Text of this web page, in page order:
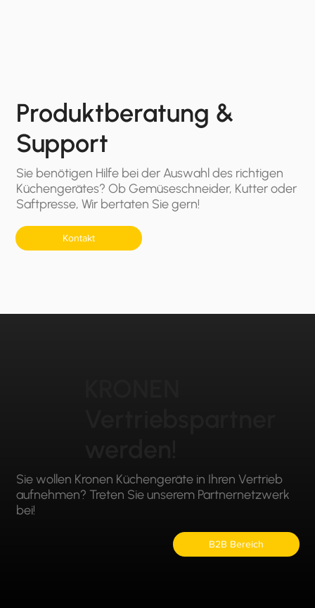
Produktberatung &
Support
Sie benötigen Hilfe bei der Auswahl des richtigen
Küchengerätes? Ob Gemüseschneider, Kutter oder
Saftpresse, Wir bertaten Sie gern!
Kontakt
Sie wollen Kronen Küchengeräte in Ihren Vertrieb
aufnehmen? Treten Sie unserem Partnernetzwerk
bei!
B2B Bereich